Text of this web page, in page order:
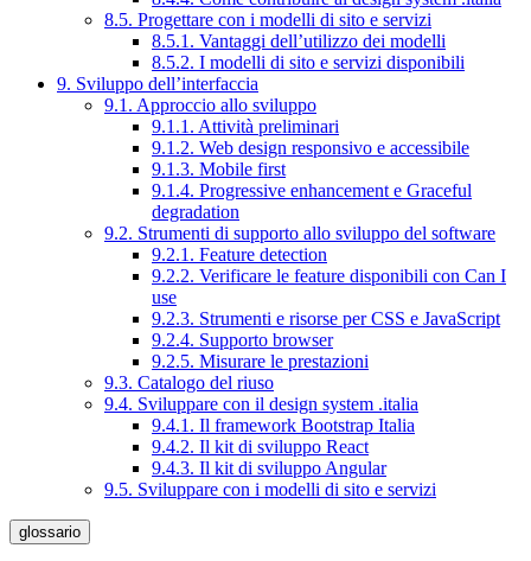
8.5. Progettare con i modelli di sito e servizi
8.5.1. Vantaggi dell’utilizzo dei modelli
8.5.2. I modelli di sito e servizi disponibili
9. Sviluppo dell’interfaccia
9.1. Approccio allo sviluppo
9.1.1. Attività preliminari
9.1.2. Web design responsivo e accessibile
9.1.3. Mobile first
9.1.4. Progressive enhancement e Graceful
degradation
9.2. Strumenti di supporto allo sviluppo del software
9.2.1. Feature detection
9.2.2. Verificare le feature disponibili con Can I
use
9.2.3. Strumenti e risorse per CSS e JavaScript
9.2.4. Supporto browser
9.2.5. Misurare le prestazioni
9.3. Catalogo del riuso
9.4. Sviluppare con il design system .italia
9.4.1. Il framework Bootstrap Italia
9.4.2. Il kit di sviluppo React
9.4.3. Il kit di sviluppo Angular
9.5. Sviluppare con i modelli di sito e servizi
glossario